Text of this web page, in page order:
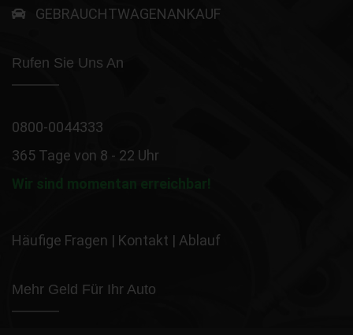
GEBRAUCHTWAGENANKAUF
Rufen Sie Uns An
0800-0044333
365 Tage von 8 - 22 Uhr
Wir sind momentan erreichbar!
Häufige Fragen | Kontakt | Ablauf
Mehr Geld Für Ihr Auto